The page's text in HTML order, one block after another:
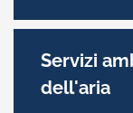
Servizi
dell'aria